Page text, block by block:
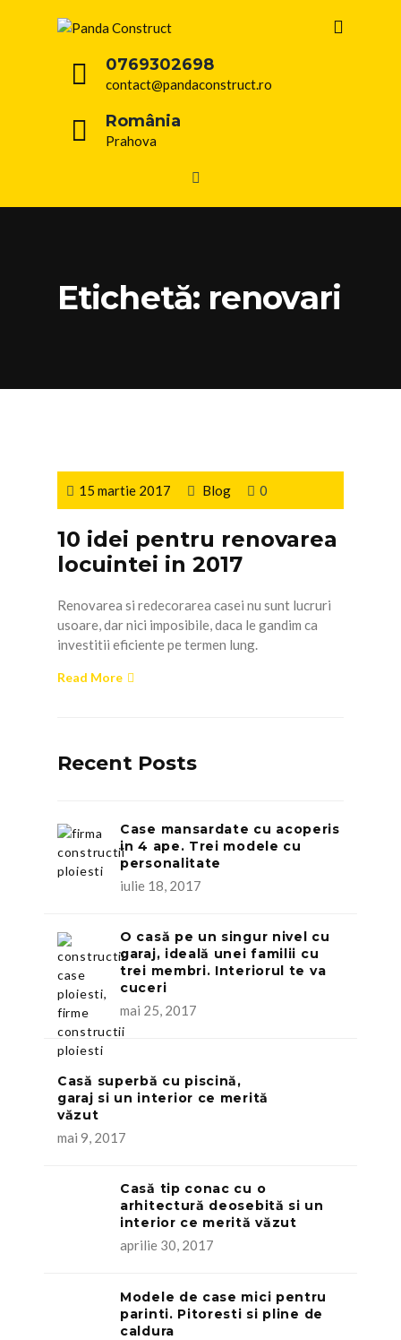
0769302698
contact@pandaconstruct.ro
România
Prahova
Etichetă: renovari
15 martie 2017 Blog 0
10 idei pentru renovarea
locuintei in 2017
Renovarea si redecorarea casei nu sunt lucruri
usoare, dar nici imposibile, daca le gandim ca
investitii eficiente pe termen lung.
Read More
Recent Posts
Case mansardate cu acoperis
in 4 ape. Trei modele cu
personalitate
iulie 18, 2017
O casă pe un singur nivel cu
garaj, ideală unei familii cu
trei membri. Interiorul te va
cuceri
mai 25, 2017
Casă superbă cu piscină,
garaj si un interior ce merită
văzut
mai 9, 2017
Casă tip conac cu o
arhitectură deosebită si un
interior ce merită văzut
aprilie 30, 2017
Modele de case mici pentru
parinti. Pitoresti si pline de
caldura